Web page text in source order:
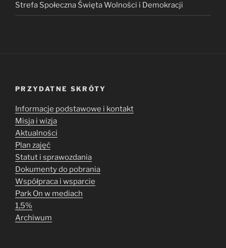
Strefa Społeczna Święta Wolności i Demokracji
PRZYDATNE SKRÓTY
Informacje podstawowe i kontakt
Misja i wizja
Aktualności
Plan zajęć
Statut i sprawozdania
Dokumenty do pobrania
Współpraca i wsparcie
Park On w mediach
1,5%
Archiwum